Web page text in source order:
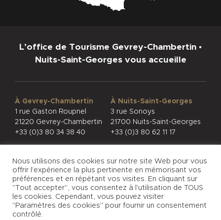
L’office de Tourisme Gevrey-Chambertin •
Nuits-Saint-Georges vous accueille
À Gevrey-Chambertin
1 rue Gaston Roupnel
21220 Gevrey-Chambertin
+33 (0)3 80 34 38 40
À Nuits-Saint-Georges
3 rue Sonoys
21700 Nuits-Saint-Georges
+33 (0)3 80 62 11 17
CONFIDENTIALITÉ
MENTIONS LÉGALES
© PHOTOS
Nous utilisons des cookies sur notre site Web pour vous
offrir l'expérience la plus pertinente en mémorisant vos
préférences et en répétant vos visites. En cliquant sur
"Tout accepter", vous consentez à l'utilisation de TOUS
les cookies. Cependant, vous pouvez visiter
"Paramètres des cookies" pour fournir un consentement
contrôlé.